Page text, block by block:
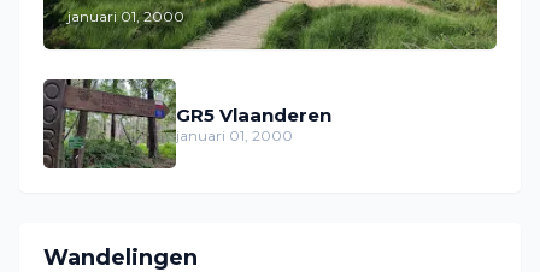
januari 01, 2000
GR5 Vlaanderen
januari 01, 2000
Wandelingen